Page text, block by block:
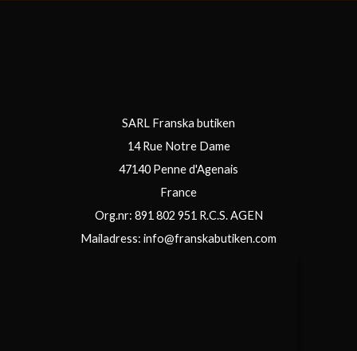
SARL Franska butiken
14 Rue Notre Dame
47140 Penne d'Agenais
France
Org.nr: 891 802 951 R.C.S. AGEN
Mailadress: info@franskabutiken.com